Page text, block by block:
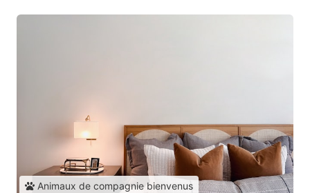
Animaux de compagnie bienvenus